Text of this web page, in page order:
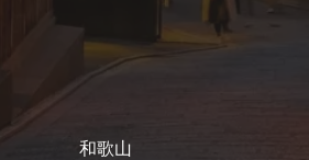
和歌山